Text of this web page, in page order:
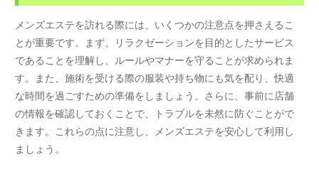
メンズエステを訪れる際には、いくつかの注意点を押さえるこ
とが重要です。まず、リラクゼーションを目的としたサービス
であることを理解し、ルールやマナーを守ることが求められま
す。また、施術を受ける際の服装や持ち物にも気を配り、快適
な時間を過ごすための準備をしましょう。さらに、事前に店舗
の情報を確認しておくことで、トラブルを未然に防ぐことがで
きます。これらの点に注意し、メンズエステを安心して利用し
ましょう。